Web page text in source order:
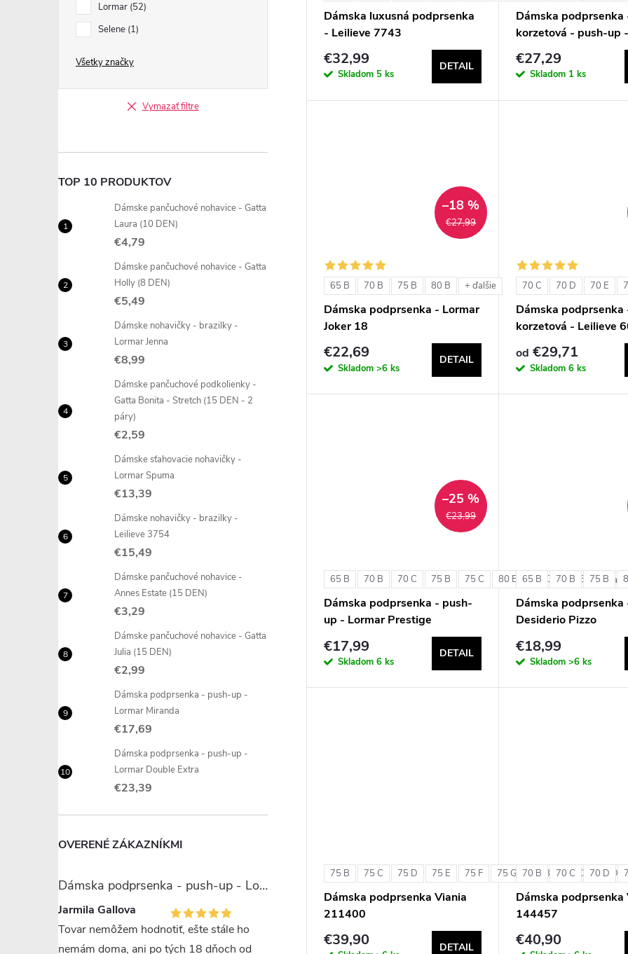
Lormar 52
Selene 1
Všetky značky
Vymazať filtre
TOP 10 PRODUKTOV
Dámske pančuchové nohavice - Gatta
Laura (10 DEN)
€4,79
Dámske pančuchové nohavice - Gatta
Holly (8 DEN)
€5,49
Dámske nohavičky - brazilky -
Lormar Jenna
€8,99
Dámske pančuchové podkolienky -
Gatta Bonita - Stretch (15 DEN - 2
páry)
€2,59
Dámske sťahovacie nohavičky -
Lormar Spuma
€13,39
Dámske nohavičky - brazilky -
Leilieve 3754
€15,49
Dámske pančuchové nohavice -
Annes Estate (15 DEN)
€3,29
Dámske pančuchové nohavice - Gatta
Julia (15 DEN)
€2,99
Dámska podprsenka - push-up -
Lormar Miranda
€17,69
Dámska podprsenka - push-up -
Lormar Double Extra
€23,39
OVERENÉ ZÁKAZNÍKMI
Dámska podprsenka - push-up - Lormar Miranda
Jarmila Gallova
Tovar nemôžem hodnotiť, ešte stále ho
nemám doma, ani po tých 18 dňoch od
Dámska luxusná podprsenka
- Leilieve 7743
€32,99
Skladom 5 ks
DETAIL
Dámska podprsenka
korzetová - push-up
1580
€27,29
Skladom 1 ks
€27,99
–18 %
65 B 70 B 75 B 80 B + ďalšie
Dámska podprsenka - Lormar
Joker 18
€22,69
Skladom >6 ks
DETAIL
70 C 70 D 70 E
Dámska podprsenka
korzetová - Leilieve
od €29,71
Skladom6 ks
€23,99
–25 %
65 B 70 B 70 C 75 B 75 C 80 B 80 C 85 B +
Dámska podprsenka - push-
up - Lormar Prestige
€17,99
Skladom 6 ks
DETAIL
65 B 70 B 75 B
Dámska podprsenka
Desiderio Pizzo
€18,99
Skladom>6 ks
75 B 75 C 75 D 75 E 75 F 75 G 80 B 80 C 80 D
Dámska podprsenka Viania
211400
€39,90 DETAIL
70 B 70 C 70 D
Dámska podprsenka
144457
€40,90